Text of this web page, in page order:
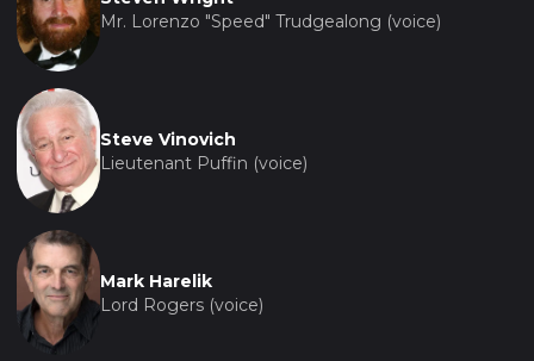
Mr. Lorenzo "Speed" Trudgealong (voice)
Steve Vinovich
Lieutenant Puffin (voice)
Mark Harelik
Lord Rogers (voice)